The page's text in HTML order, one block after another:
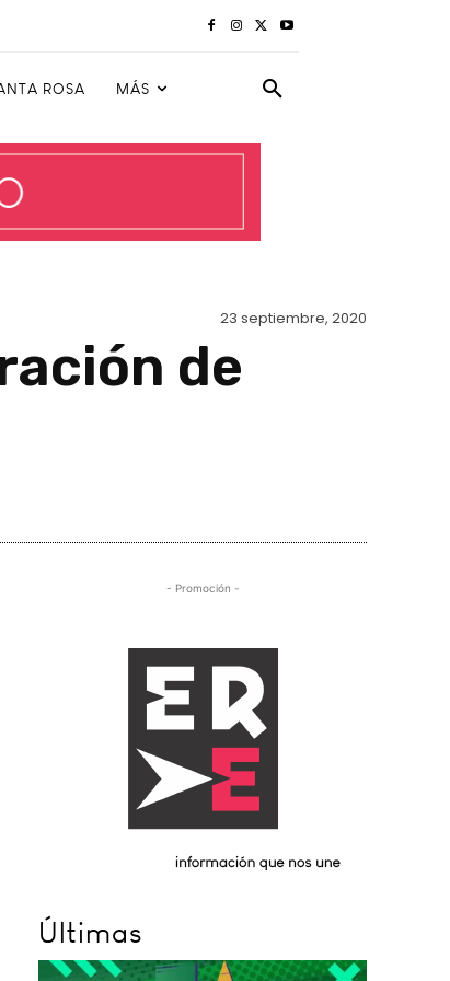
ROSA MÁS
23 septiembre, 2020
de
- Promoción -
Últimas